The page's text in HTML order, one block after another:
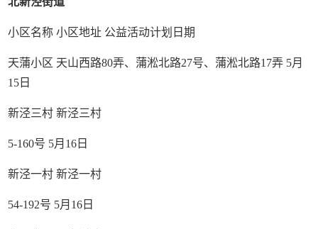
小区名称 小区地址 公益活动计划日期
天蒲小区 天山西路80弄、蒲淞北路27号、蒲淞北路17弄 5月
15日
新泾三村 新泾三村
5-160号 5月16日
新泾一村 新泾一村
54-192号 5月16日